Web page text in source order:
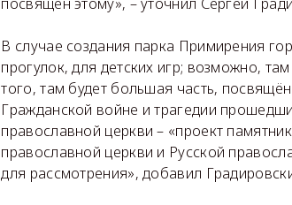
посвящён этому», – уточнил Сергей
В случае создания парка Примирения
прогулок, для детских игр; возможно,
того, там будет большая часть,
Гражданской войне и трагедии
православной церкви – «проект
православной церкви и Русской
для рассмотрения», добавил